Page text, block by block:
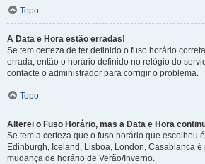
Topo
A Data e Hora estão erradas!
Se tem certeza de ter definido o fuso horário
errada, então o horário definido no relógio do
contacte o administrador para corrigir o problema.
Topo
Alterei o Fuso Horário, mas a Data e Hora
Se tem a certeza que o fuso horário que escolheu
Edinburgh, Iceland, Lisboa, London, Casablanca
mudança de horário de Verão/Inverno.